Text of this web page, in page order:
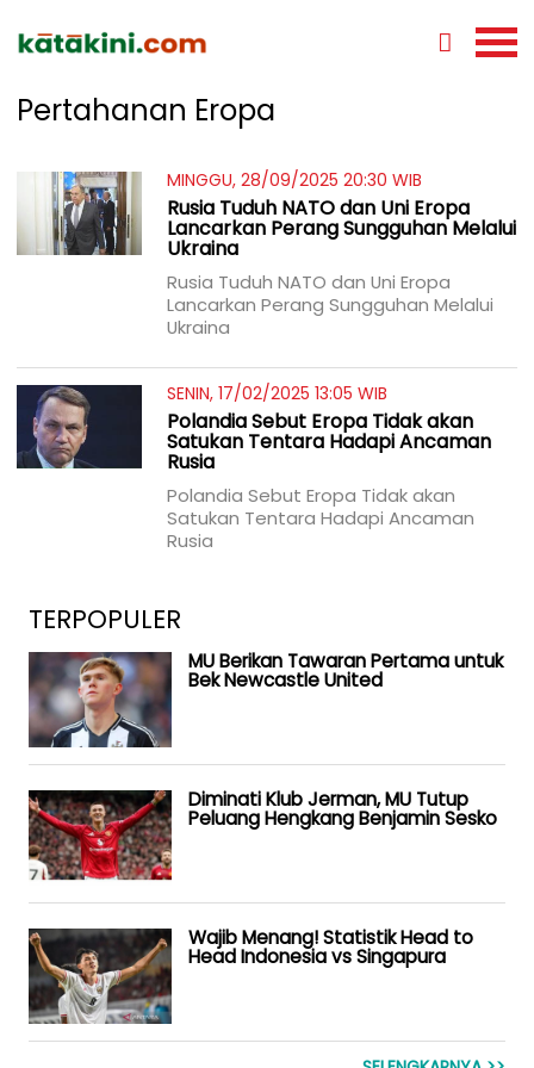
Pertahanan Eropa
MINGGU, 28/09/2025 20:30 WIB
Rusia Tuduh NATO dan Uni Eropa
Lancarkan Perang Sungguhan Melalui
Ukraina
Rusia Tuduh NATO dan Uni Eropa
Lancarkan Perang Sungguhan Melalui
Ukraina
SENIN, 17/02/2025 13:05 WIB
Polandia Sebut Eropa Tidak akan
Satukan Tentara Hadapi Ancaman
Rusia
Polandia Sebut Eropa Tidak akan
Satukan Tentara Hadapi Ancaman
Rusia
TERPOPULER
MU Berikan Tawaran Pertama untuk
Bek Newcastle United
Diminati Klub Jerman, MU Tutup
Peluang Hengkang Benjamin Sesko
Wajib Menang! Statistik Head to
Head Indonesia vs Singapura